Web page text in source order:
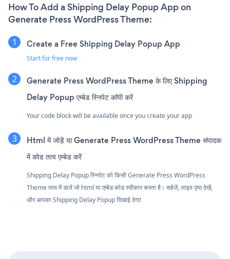
How To Add a Shipping Delay Popup App on
Generate Press WordPress Theme:
Create a Free Shipping Delay Popup App
Start for free now
Generate Press WordPress Theme के लिए Shipping
Delay Popup एम्बेड स्निपेट कॉपी करें
Your code block will be available once you create your app
Html में जोड़ें या Generate Press WordPress Theme संपादक
में कोड तत्व एम्बेड करें
Shipping Delay Popup स्निपेट को किसी Generate Press WordPress
Theme तत्व में डालें जो html या एम्बेड कोड स्वीकार करता है। सहेजें, लाइव पृष्ठ देखें,
और आपका Shipping Delay Popup दिखाई देगा!